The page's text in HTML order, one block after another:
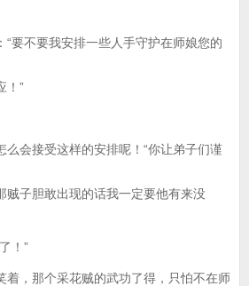
不要我安排一些人手守护在师娘您的
！”
会接受这样的安排呢！“你让弟子们谨
贼子胆敢出现的话我一定要他有来没
！”
，那个采花贼的武功了得，只怕不在师